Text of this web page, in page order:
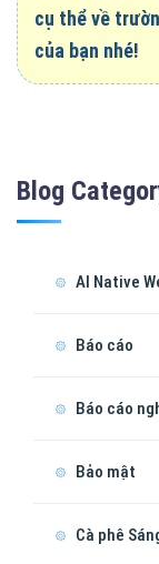
cụ thể về
của bạn nhé!
Blog
AI Native
Báo cáo
Báo cáo
Bảo mật
Cà phê